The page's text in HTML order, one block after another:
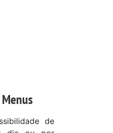
de